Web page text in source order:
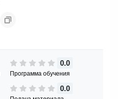
0.0
Программа обучения
0.0